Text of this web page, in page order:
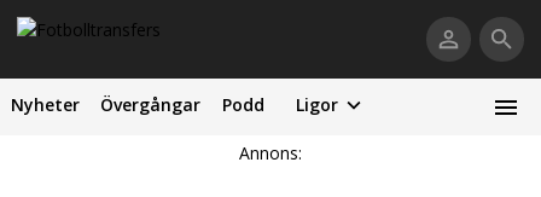
Nyheter Övergångar Podd Ligor
Annons: